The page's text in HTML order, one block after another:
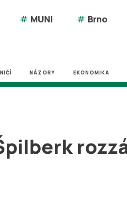
# MUNI # Brno
NÁZORY EKONOMIKA